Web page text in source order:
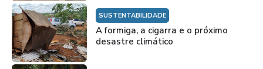
SUSTENTABILIDADE
A formiga, a cigarra e o próximo
desastre climático